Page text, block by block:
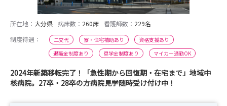
所在地： 大分県 病床数： 260床 看護師数： 229名
制度待遇：
二交代 寮・住宅補助あり
資格支援あり
退職金制度あり
奨学金制度あり マイカー通勤OK
2024年新築移転完了！「急性期から回復期・在宅まで」地域中
核病院。27卒・28卒の方病院見学随時受け付け中！